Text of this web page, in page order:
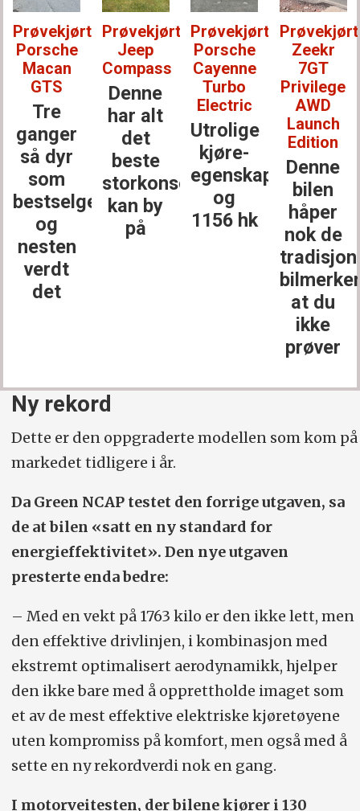
Prøvekjørt:
Porsche
Macan
GTS
Tre
ganger
så dyr
som
bestselgerne
og
nesten
verdt
det
Prøvekjørt:
Jeep
Compass
Denne
har alt
det
beste
storkonsernet
kan by
på
Prøvekjørt:
Porsche
Cayenne
Turbo
Electric
Utrolige
kjøre­
egenskaper
og
1156 hk
Zeekr
7GT
Privilege
AWD
Launch
Edition
Denne
bilen
håper
nok de
at du
ikke
prøver
Ny rekord
Dette er den oppgraderte modellen som kom på
markedet tidligere i år.
Da Green NCAP testet den forrige utgaven, sa
de at bilen «satt en ny standard for
energieffektivitet». Den nye utgaven
presterte enda bedre:
– Med en vekt på 1763 kilo er den ikke lett, men
den effektive drivlinjen, i kombinasjon med
ekstremt optimalisert aerodynamikk, hjelper
den ikke bare med å opprettholde imaget som
et av de mest effektive elektriske kjøretøyene
uten kompromiss på komfort, men også med å
sette en ny rekordverdi nok en gang.
I motorveitesten, der bilene kjører i 130